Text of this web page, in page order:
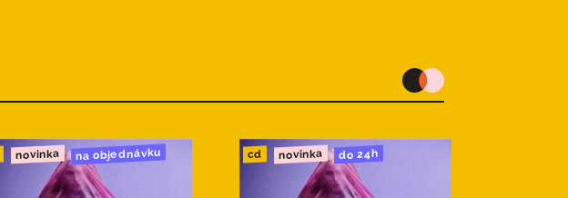
novinka na objednávku cd novinka do 24h